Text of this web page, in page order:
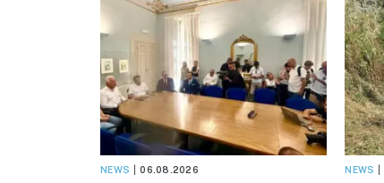
NEWS 06.08.2026 NEWS